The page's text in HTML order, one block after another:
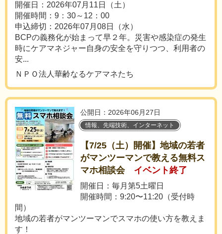
開催日：2026年07月11日（土）
開催時間：9：30～12：00
申込締切：2026年07月08日（水）
BCPの義務化が始まって早２年。災害や感染症の発生
時にケアマネジャー自身の安全を守りつつ、利用者の
安...
ＮＰＯ法人華齢なるケアマネたち
公開日：2026年06月27日
情報、先端技術、インターネット
【7/25（土）開催】地域の若者
がマンツーマンで教える無料ス
マホ相談会
イベント終了
開催日：毎月第5土曜日
開催時間：9:20〜11:20（受付時
間）
地域の若者がマンツーマンでスマホの使い方を教えま
す！